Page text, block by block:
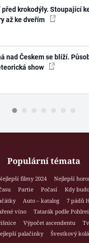
krokodýly. Stoupající
až ke dveřím
nad Českem se blíží.
show
Populární témata
filmy 2024 Nejlepší
Partie Počasí
Kdy
Auto – katalog
7 pádů
víno Tatarák podle
Výpočet ascendentu
palačinky
Švestkový